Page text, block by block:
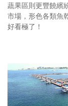
蔬果區則更豐饒繽
市場，形色各類魚
好看極了！